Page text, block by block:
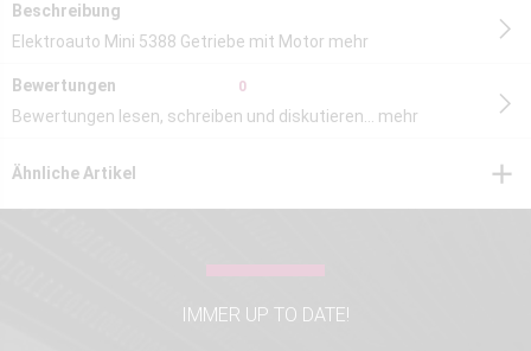
Beschreibung
Elektroauto Mini 5388 Getriebe mit Motor mehr
Bewertungen 0
Bewertungen lesen, schreiben und diskutieren... mehr
Ähnliche Artikel
IMMER UP TO DATE!